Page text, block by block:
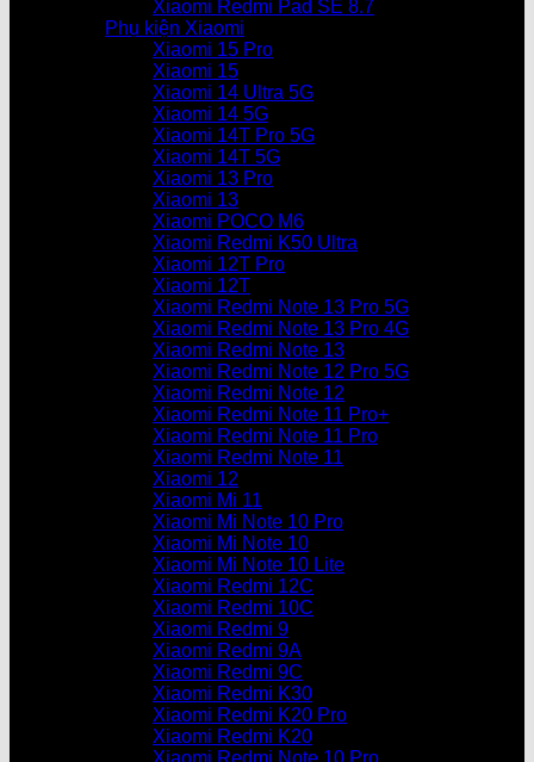
Xiaomi Redmi Pad SE 8.7
Phụ kiện Xiaomi
Xiaomi 15 Pro
Xiaomi 15
Xiaomi 14 Ultra 5G
Xiaomi 14 5G
Xiaomi 14T Pro 5G
Xiaomi 14T 5G
Xiaomi 13 Pro
Xiaomi 13
Xiaomi POCO M6
Xiaomi Redmi K50 Ultra
Xiaomi 12T Pro
Xiaomi 12T
Xiaomi Redmi Note 13 Pro 5G
Xiaomi Redmi Note 13 Pro 4G
Xiaomi Redmi Note 13
Xiaomi Redmi Note 12 Pro 5G
Xiaomi Redmi Note 12
Xiaomi Redmi Note 11 Pro+
Xiaomi Redmi Note 11 Pro
Xiaomi Redmi Note 11
Xiaomi 12
Xiaomi Mi 11
Xiaomi Mi Note 10 Pro
Xiaomi Mi Note 10
Xiaomi Mi Note 10 Lite
Xiaomi Redmi 12C
Xiaomi Redmi 10C
Xiaomi Redmi 9
Xiaomi Redmi 9A
Xiaomi Redmi 9C
Xiaomi Redmi K30
Xiaomi Redmi K20 Pro
Xiaomi Redmi K20
Xiaomi Redmi Note 10 Pro